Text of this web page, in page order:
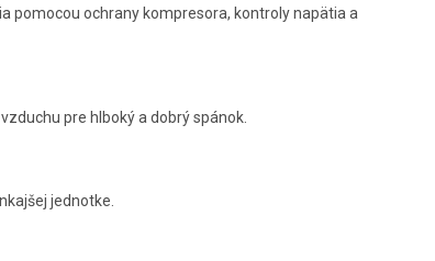
pomocou ochrany kompresora, kontroly napätia a
pre hlboký a dobrý spánok.
jednotke.